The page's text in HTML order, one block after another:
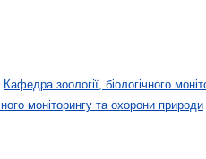
Кафедра зоології, біологічного
моніторингу та охорони природи